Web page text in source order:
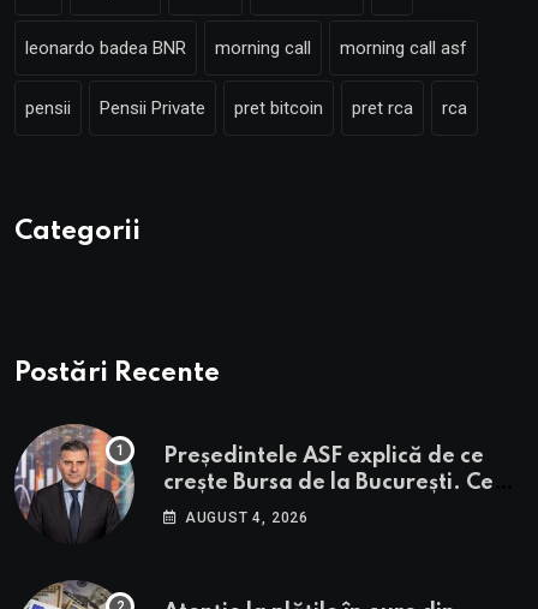
leonardo badea BNR morning call morning call asf
pensii Pensii Private pret bitcoin pret rca rca
Categorii
Postări Recente
Președintele ASF explică de ce
crește Bursa de la București. Ce
urmează pentru BVB potrivit lui
AUGUST 4, 2026